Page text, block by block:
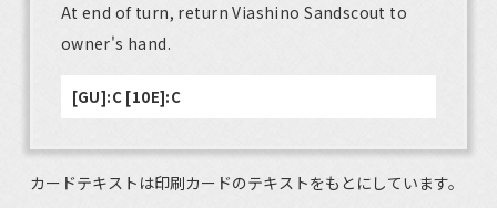
At end of turn, return Viashino Sandscout to
owner's hand.
[GU]:C [10E]:C
カードテキストは印刷カードのテキストをもとにしています。